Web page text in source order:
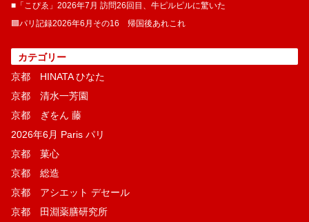
■「こぴゑ」2026年7月 訪問26回目、牛ピルピルに驚いた
🟦パリ記録2026年6月その16 帰国後あれこれ
カテゴリー
京都 HINATA ひなた
京都 清水一芳園
京都 ぎをん 藤
2026年6月 Paris パリ
京都 菓​心
京都 総造
京都 アシエット デセール
京都 田淵薬膳研究所